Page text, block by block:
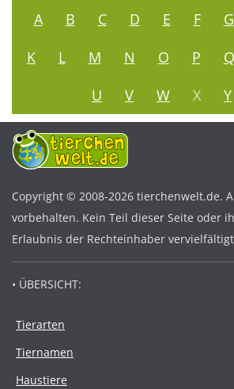
A B C D E F G
K
L M N O P Q
U
V W X Y
Copyright © 2008-2026 tierchenwelt.de.
vorbehalten. Kein Teil dieser Seite oder
Erlaubnis der Rechteinhaber
• ÜBERSICHT:
Tierarten
Tiernamen
Haustiere